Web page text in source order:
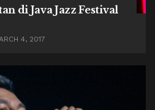
di Java Jazz Festival
4, 2017